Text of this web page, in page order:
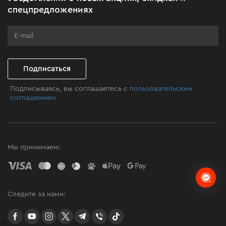
Клуб мастерства
спецпредложениях
Подписаться
Подписываясь, вы соглашаетесь с пользовательским
соглашением
Мы принимаем:
Следите за нами:
facebookyoutubeinstagramtwittertelegram
Viber TikTok